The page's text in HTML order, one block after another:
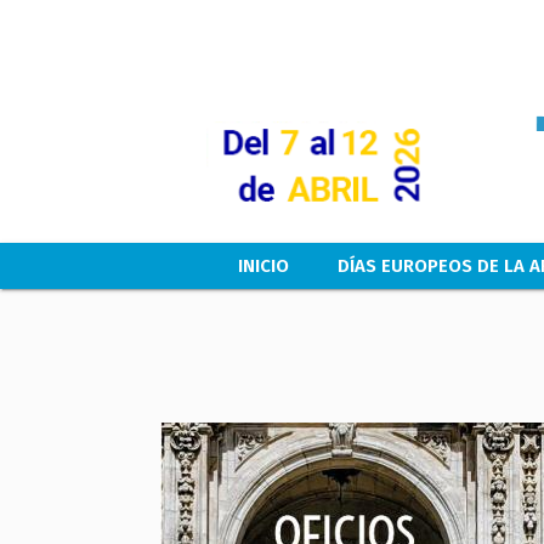
Main navigation
INICIO DÍAS EUROPEOS DE LA